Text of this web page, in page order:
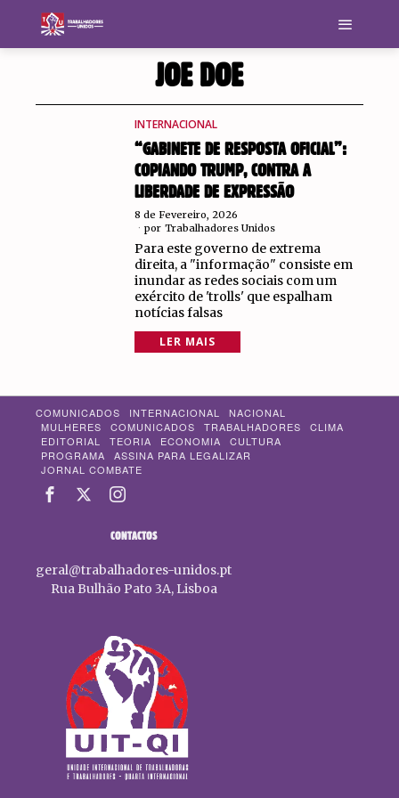
JOE DOE
INTERNACIONAL
“GABINETE DE RESPOSTA OFICIAL”:
COPIANDO TRUMP, CONTRA A
LIBERDADE DE EXPRESSÃO
8 de Fevereiro, 2026
por Trabalhadores Unidos
Para este governo de extrema
direita, a "informação" consiste em
inundar as redes sociais com um
exército de 'trolls' que espalham
notícias falsas
LER MAIS
COMUNICADOS INTERNACIONAL
NACIONAL
MULHERES
COMUNICADOS TRABALHADORES
CLIMA
EDITORIAL
TEORIA ECONOMIA
CULTURA
PROGRAMA
ASSINA PARA LEGALIZAR
JORNAL COMBATE
CONTACTOS
geral@trabalhadores-unidos.pt
Rua Bulhão Pato 3A, Lisboa